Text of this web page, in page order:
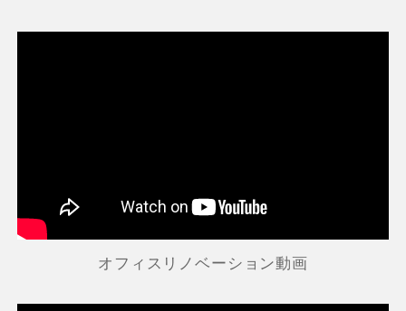
オフィスリノベーション動画